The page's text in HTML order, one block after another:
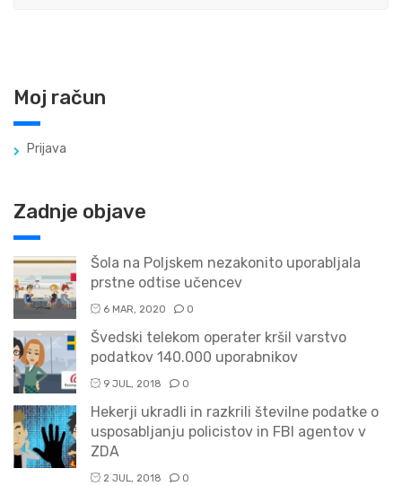
Moj račun
Prijava
Zadnje objave
Šola na Poljskem nezakonito uporabljala
prstne odtise učencev
6 MAR, 2020 0
Švedski telekom operater kršil varstvo
podatkov 140.000 uporabnikov
9 JUL, 2018 0
Hekerji ukradli in razkrili številne podatke o
usposabljanju policistov in FBI agentov v
ZDA
2 JUL, 2018 0